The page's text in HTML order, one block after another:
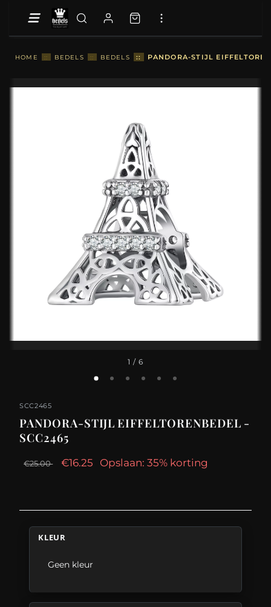
HOME :: BEDELS :: BEDELS :: PANDORA-STIJL
1 / 6
SCC2465
PANDORA-STIJL EIFFELTORENBEDEL -
SCC2465
€25.00 €16.25 Opslaan: 35% korting
KLEUR
Geen kleur